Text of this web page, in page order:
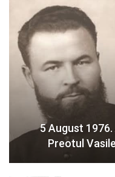
5 August
Preotul